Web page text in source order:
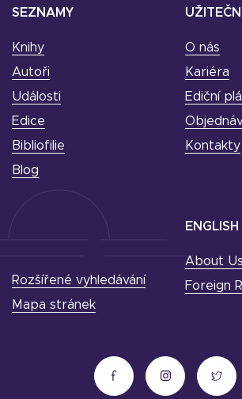
SEZNAMY
Knihy
Autoři
Události
Edice
Bibliofilie
Blog
O nás
Kariéra
Ediční
Kontakty
ENGLISH
About Us
Foreign
Rozšířené vyhledávání
Mapa stránek